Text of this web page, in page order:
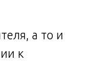
а то и
к